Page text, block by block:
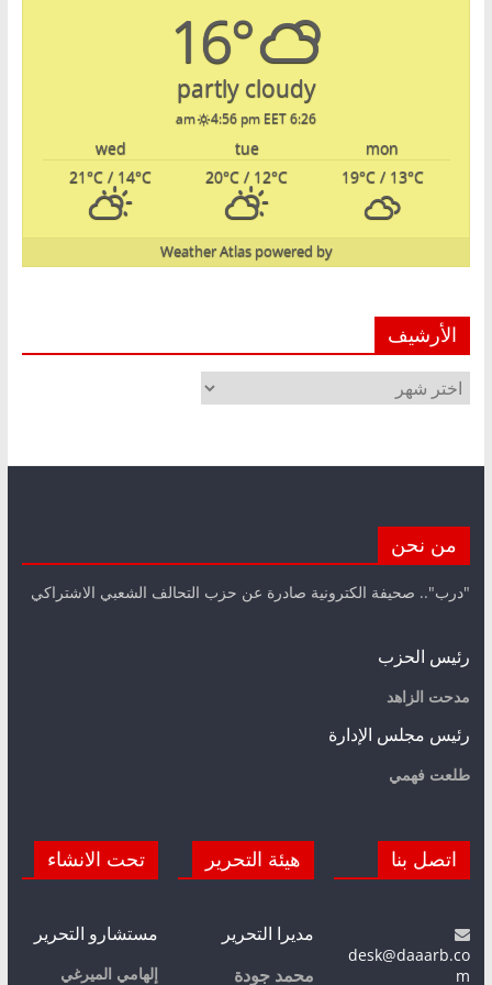
16°
partly cloudy
6:26 am
4:56 pm EET
mon
tue
wed
19°C/ 13°C
20°C / 12°C
21°C / 14°C
powered by
Weather Atlas
الأرشيف
الأرشيف
من نحن
"درب".. صحيفة الكترونية صادرة عن حزب التحالف الشعبي الاشتراكي
رئيس الحزب
مدحت الزاهد
رئيس مجلس الإدارة
طلعت فهمي
اتصل بنا
desk@daaarb.co
m
هيئة التحرير
مديرا التحرير
محمد جودة
تحت الانشاء
مستشارو التحرير
إلهامي الميرغي